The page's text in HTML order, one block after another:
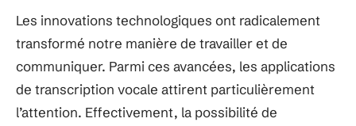
Les innovations technologiques ont radicalement
transformé notre manière de travailler et de
communiquer. Parmi ces avancées, les applications
de transcription vocale attirent particulièrement
l’attention. Effectivement, la possibilité de